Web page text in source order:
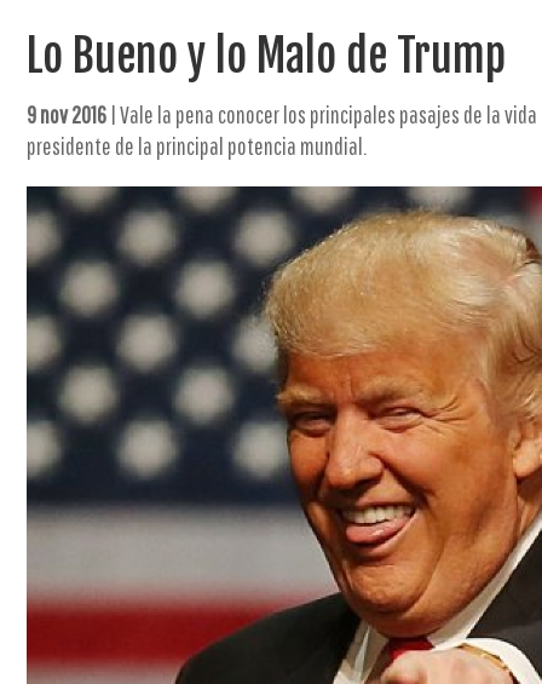
Lo Bueno y lo Malo de Trump
9 nov 2016 | Vale la pena conocer los principales pasajes de la
presidente de la principal potencia mundial.